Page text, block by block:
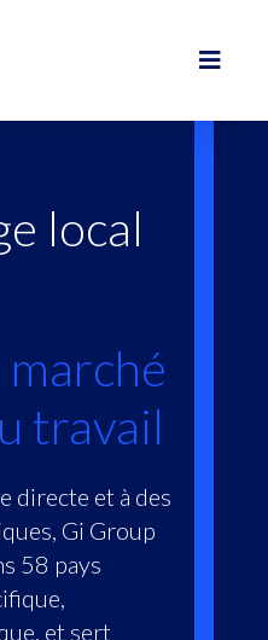
local
marché
travail
directe et à des
Gi Group
58 pays
et sert